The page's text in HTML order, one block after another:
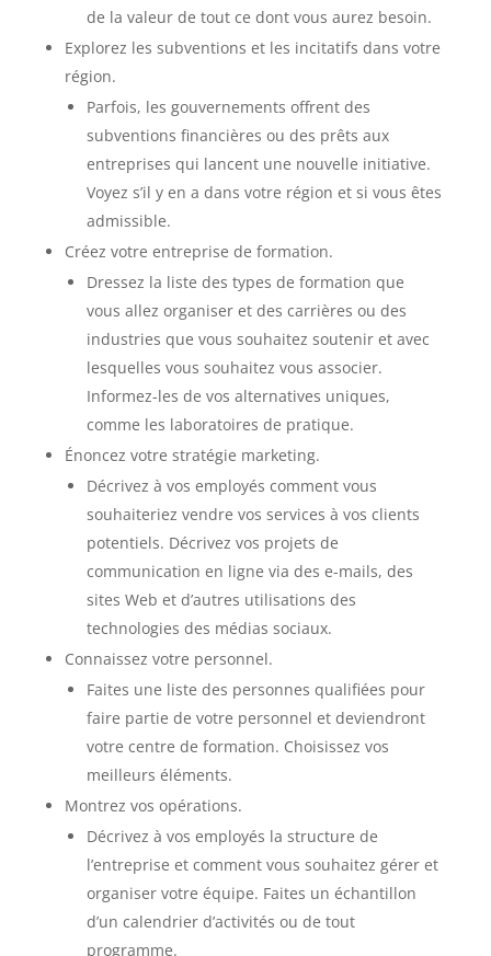
de la valeur de tout ce dont vous aurez besoin.
Explorez les subventions et les incitatifs dans votre
région.
Parfois, les gouvernements offrent des
subventions financières ou des prêts aux
entreprises qui lancent une nouvelle initiative.
Voyez s’il y en a dans votre région et si vous êtes
admissible.
Créez votre entreprise de formation.
Dressez la liste des types de formation que
vous allez organiser et des carrières ou des
industries que vous souhaitez soutenir et avec
lesquelles vous souhaitez vous associer.
Informez-les de vos alternatives uniques,
comme les laboratoires de pratique.
Énoncez votre stratégie marketing.
Décrivez à vos employés comment vous
souhaiteriez vendre vos services à vos clients
potentiels. Décrivez vos projets de
communication en ligne via des e-mails, des
sites Web et d’autres utilisations des
technologies des médias sociaux.
Connaissez votre personnel.
Faites une liste des personnes qualifiées pour
faire partie de votre personnel et deviendront
votre centre de formation. Choisissez vos
meilleurs éléments.
Montrez vos opérations.
Décrivez à vos employés la structure de
l’entreprise et comment vous souhaitez gérer et
organiser votre équipe. Faites un échantillon
d’un calendrier d’activités ou de tout
programme.